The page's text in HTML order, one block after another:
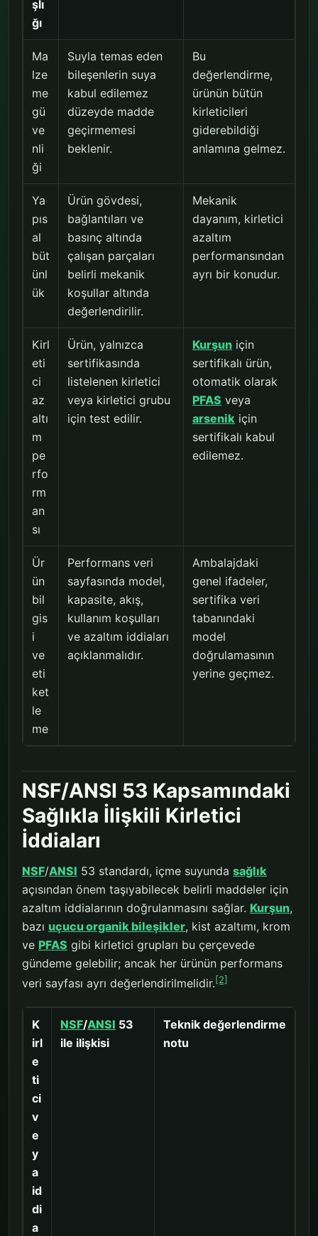
şlı
ğı
Ma
lze
me
gü
ve
nli
ği
Suyla temas eden
bileşenlerin suya
kabul edilemez
düzeyde madde
geçirmemesi
beklenir.
Bu
değerlendirme,
ürünün bütün
kirleticileri
giderebildiği
anlamına gelmez.
Ya
pıs
al
büt
ünl
ük
Ürün gövdesi,
bağlantıları ve
basınç altında
çalışan parçaları
belirli mekanik
koşullar altında
değerlendirilir.
Mekanik
dayanım, kirletici
azaltım
performansından
ayrı bir konudur.
Kirl
eti
ci
az
altı
m
pe
rfo
rm
an
sı
Ürün, yalnızca
sertifikasında
listelenen kirletici
veya kirletici grubu
için test edilir.
Kurşun için
sertifikalı ürün,
otomatik olarak
PFAS veya
arsenik için
sertifikalı kabul
edilemez.
Ür
ün
bil
gis
i
ve
eti
ket
le
me
Performans veri
sayfasında model,
kapasite, akış,
kullanım koşulları
ve azaltım iddiaları
açıklanmalıdır.
Ambalajdaki
genel ifadeler,
sertifika veri
tabanındaki
model
doğrulamasının
yerine geçmez.
NSF/ANSI 53 Kapsamındaki
Sağlıkla İlişkili Kirletici
İddiaları
NSF/ANSI 53 standardı, içme suyunda sağlık
açısından önem taşıyabilecek belirli maddeler için
azaltım iddialarının doğrulanmasını sağlar. Kurşun,
bazı uçucu organik bileşikler, kist azaltımı, krom
ve PFAS gibi kirletici grupları bu çerçevede
gündeme gelebilir; ancak her ürünün performans
veri sayfası ayrı değerlendirilmelidir.[2]
K
irl
e
ti
ci
v
e
y
a
id
di
a
NSF/ANSI 53
ile ilişkisi
Teknik değerlendirme
notu